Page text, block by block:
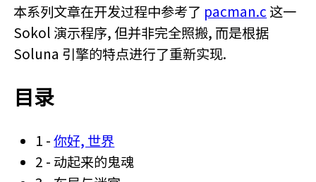
本系列文章在开发过程中参考了 pacman.c 这一
Sokol 演示程序, 但并非完全照搬, 而是根据
Soluna 引擎的特点进行了重新实现.
目录
1 -你好, 世界
2 - 动起来的鬼魂